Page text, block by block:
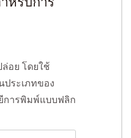
อย โดยใช้
ประเภทของ
การพิมพ์แบบฟลิก